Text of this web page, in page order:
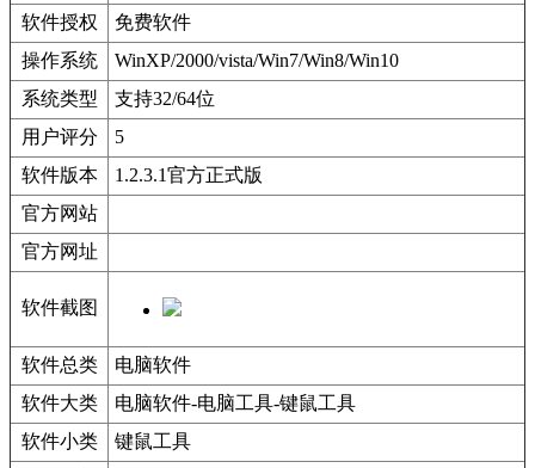
软件授权
免费软件
操作系统
WinXP/2000/vista/Win7/Win8/Win10
系统类型
支持32/64位
用户评分
5
软件版本
1.2.3.1官方正式版
官方网站
官方网址
软件截图
软件总类
电脑软件
软件大类
电脑软件-电脑工具-键鼠工具
软件小类
键鼠工具